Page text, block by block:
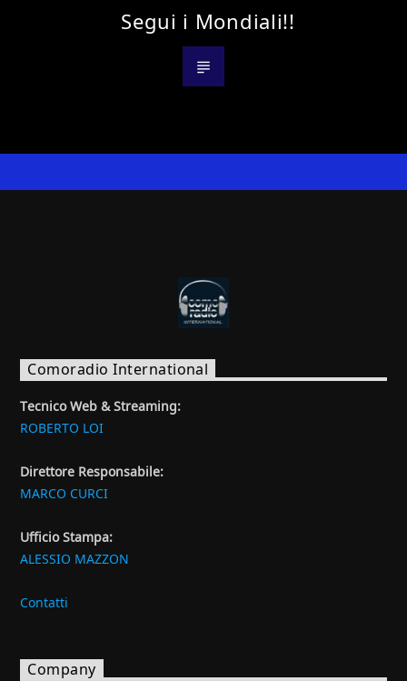
Segui i Mondiali!!
Comoradio International
Tecnico Web & Streaming:
ROBERTO LOI
Direttore Responsabile:
MARCO CURCI
Ufficio Stampa:
ALESSIO MAZZON
Contatti
Company